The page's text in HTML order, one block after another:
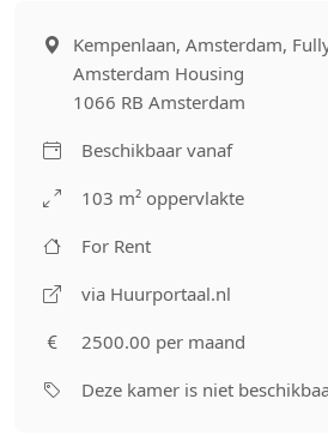
Kempenlaan, Amsterdam,
Amsterdam Housing
1066 RB Amsterdam
Beschikbaar vanaf
103 m² oppervlakte
For Rent
via Huurportaal.nl
2500.00 per maand
Deze kamer is niet